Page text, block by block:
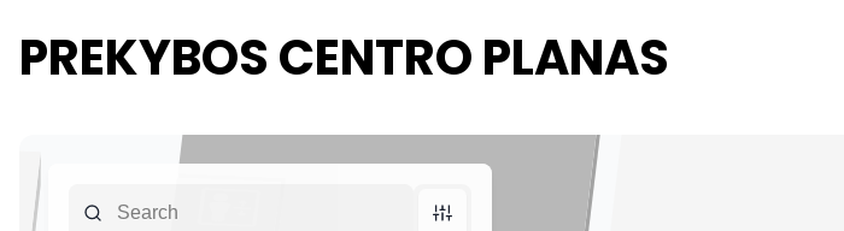
PREKYBOS CENTRO PLANAS